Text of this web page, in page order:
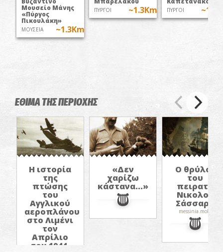
Μουσείο Μάνης
«Πύργος
Πικουλάκη»
ΜΟΥΣΕΙΑ ~1.3Km
ΠΥΡΓΟΙ ~1.3Km ΠΥΡΓΟΙ
ΕΘΙΜΑ ΤΗΣ ΠΕΡΙΟΧΗΣ
Η ιστορία
της
πτώσης
του
Αγγλικού
αεροπλάνου
στο Λιμένι
τον
Απρίλιο
του 1944.
«Δεν
χαρίζω
κάστανα...»
Ο θρύλος
του
πειρατή
Νικολού
Σάσσαρη
messinia.mobi